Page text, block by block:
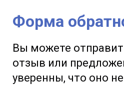
Форма
Вы можете
отзыв или
уверенны, что оно